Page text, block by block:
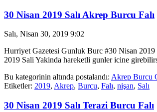
30 Nisan 2019 Salı Akrep Burcu Falı
Salı, Nisan 30, 2019 9:02
Hurriyet Gazetesi Gunluk Burc #30 Nisan
2019 Sali Yakinda hareketli gunler icine
Bu kategorinin altında postalandı: Akrep Burcu
Etiketler: 2019, Akrep, Burcu, Falı, nişan, Salı
30 Nisan 2019 Salı Terazi Burcu Falı